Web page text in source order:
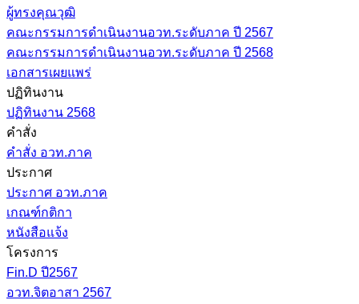
ผู้ทรงคุณวุฒิ
คณะกรรมการดำเนินงานอวท.ระดับภาค ปี 2567
คณะกรรมการดำเนินงานอวท.ระดับภาค ปี 2568
เอกสารเผยแพร่
ปฏิทินงาน
ปฏิทินงาน 2568
คำสั่ง
คำสั่ง อวท.ภาค
ประกาศ
ประกาศ อวท.ภาค
เกณฑ์กติกา
หนังสือแจ้ง
โครงการ
Fin.D ปี2567
อวท.จิตอาสา 2567